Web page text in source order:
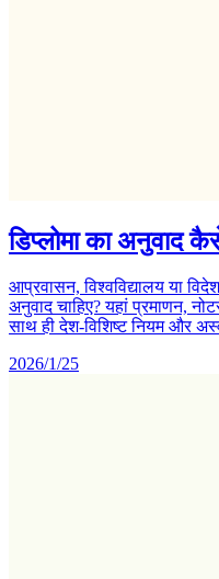
डिप्लोमा का अनुवाद
आप्रवासन, विश्वविद्यालय या
अनुवाद चाहिए? यहां प्रमाणन,
साथ ही देश-विशिष्ट नियम और
2026/1/25